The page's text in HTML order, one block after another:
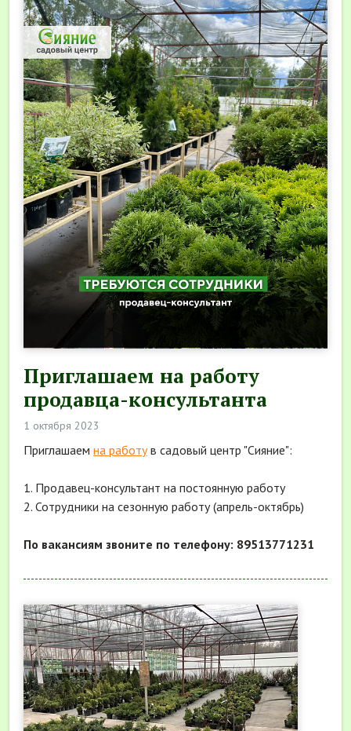
Приглашаем на работу
продавца-консультанта
1 октября 2023
Приглашаем на работув садовый центр "Сияние":
1. Продавец-консультант на постоянную работу
2. Сотрудники на сезонную работу (апрель-октябрь)
По вакансиям звоните по телефону: 89513771231